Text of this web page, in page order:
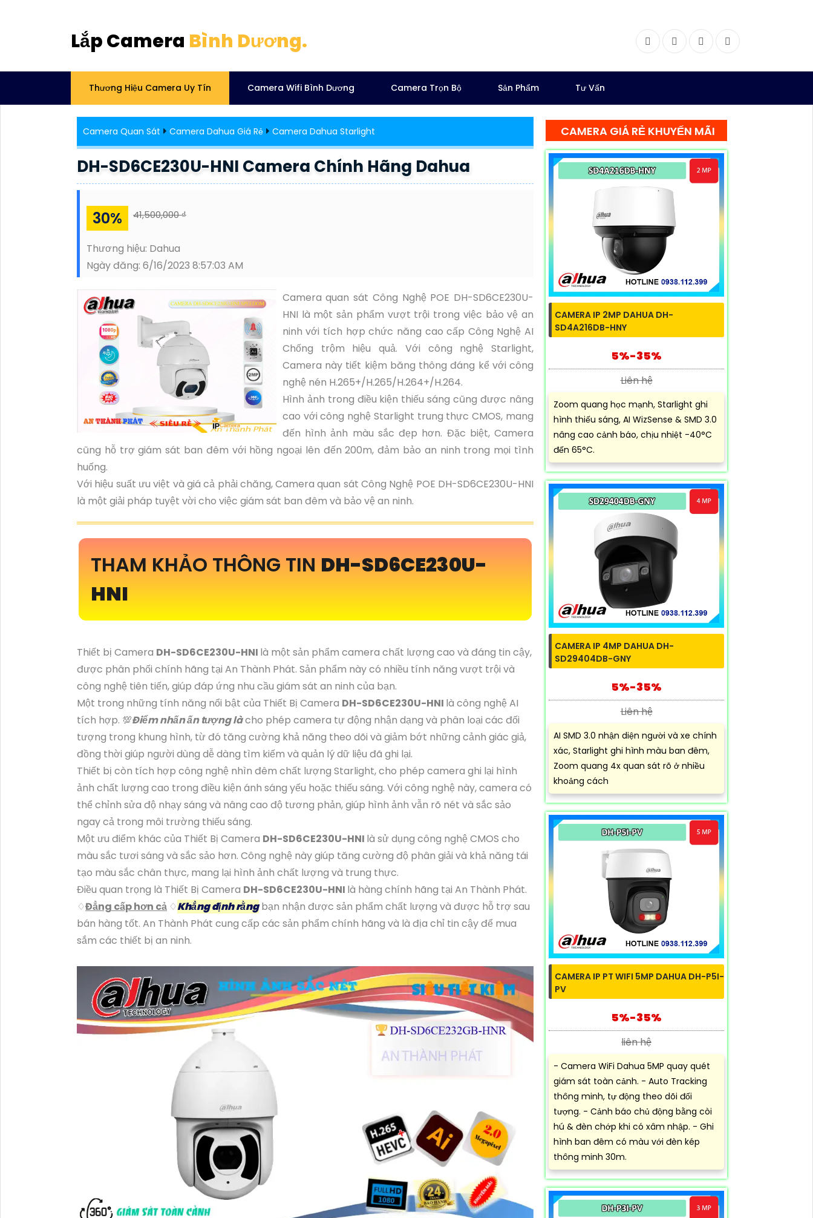
Lắp Camera Bình Dương. FacebookTwitter InstagramDribbble
Thương Hiệu Camera Uy Tín Camera Wifi Bình Dương Camera Trọn Bộ Sản Phẩm Tư Vấn
Camera Quan Sát Camera Dahua Giá Rẻ Camera Dahua Starlight
DH-SD6CE230U-HNI Camera Chính Hãng Dahua
30% 41,500,000 ₫
Thương hiệu: Dahua
Ngày đăng: 6/16/2023 8:57:03 AM
Camera quan sát Công Nghệ POE DH-SD6CE230U-
HNI là một sản phẩm vượt trội trong việc bảo vệ an
ninh với tích hợp chức năng cao cấp Công Nghệ AI
Chống trộm hiệu quả. Với công nghệ Starlight,
Camera này tiết kiệm băng thông đáng kể với công
nghệ nén H.265+/H.265/H.264+/H.264.
Hình ảnh trong điều kiện thiếu sáng cũng được nâng
cao với công nghệ Starlight trung thực CMOS, mang
đến hình ảnh màu sắc đẹp hơn. Đặc biệt, Camera
cũng hỗ trợ giám sát ban đêm với hồng ngoại lên đến 200m, đảm bảo an ninh trong mọi tình
huống.
Với hiệu suất ưu việt và giá cả phải chăng, Camera quan sát Công Nghệ POE DH-SD6CE230U-HNI
là một giải pháp tuyệt vời cho việc giám sát ban đêm và bảo vệ an ninh.
THAM KHẢO THÔNG TIN DH-SD6CE230U-
HNI
Thiết bị Camera DH-SD6CE230U-HNI là một sản phẩm camera chất lượng cao và đáng tin cậy,
được phân phối chính hãng tại An Thành Phát. Sản phẩm này có nhiều tính năng vượt trội và
công nghệ tiên tiến, giúp đáp ứng nhu cầu giám sát an ninh của bạn.
Một trong những tính năng nổi bật của Thiết Bị Camera DH-SD6CE230U-HNI là công nghệ AI
tích hợp. 💯Điểm nhấn ấn tượng làcho phép camera tự động nhận dạng và phân loại các đối
tượng trong khung hình, từ đó tăng cường khả năng theo dõi và giảm bớt những cảnh giác giả,
đồng thời giúp người dùng dễ dàng tìm kiếm và quản lý dữ liệu đã ghi lại.
Thiết bị còn tích hợp công nghệ nhìn đêm chất lượng Starlight, cho phép camera ghi lại hình
ảnh chất lượng cao trong điều kiện ánh sáng yếu hoặc thiếu sáng. Với công nghệ này, camera có
thể chỉnh sửa độ nhạy sáng và nâng cao độ tương phản, giúp hình ảnh vẫn rõ nét và sắc sảo
ngay cả trong môi trường thiếu sáng.
Một ưu điểm khác của Thiết Bị Camera DH-SD6CE230U-HNI là sử dụng công nghệ CMOS cho
màu sắc tươi sáng và sắc sảo hơn. Công nghệ này giúp tăng cường độ phân giải và khả năng tái
tạo màu sắc chân thực, mang lại hình ảnh chất lượng và trung thực.
Điều quan trọng là Thiết Bị Camera DH-SD6CE230U-HNI là hàng chính hãng tại An Thành Phát.
♢Đẳng cấp hơn cả ♢Khẳng định rằngbạn nhận được sản phẩm chất lượng và được hỗ trợ sau
bán hàng tốt. An Thành Phát cung cấp các sản phẩm chính hãng và là địa chỉ tin cậy để mua
sắm các thiết bị an ninh.
CAMERA GIÁ RẺ KHUYẾN MÃI
CAMERA IP 2MP DAHUA DH-
SD4A216DB-HNY
5%-35%
Liên hệ
Zoom quang học mạnh, Starlight ghi
hình thiếu sáng, AI WizSense & SMD 3.0
nâng cao cảnh báo, chịu nhiệt -40°C
đến 65°C.
CAMERA IP 4MP DAHUA DH-
SD29404DB-GNY
5%-35%
Liên hệ
AI SMD 3.0 nhận diện người và xe chính
xác, Starlight ghi hình màu ban đêm,
Zoom quang 4x quan sát rõ ở nhiều
khoảng cách
CAMERA IP PT WIFI 5MP DAHUA DH-P5I-
PV
5%-35%
liên hệ
- Camera WiFi Dahua 5MP quay quét
giám sát toàn cảnh. - Auto Tracking
thông minh, tự động theo dõi đối
tượng. - Cảnh báo chủ động bằng còi
hú & đèn chớp khi có xâm nhập. - Ghi
hình ban đêm có màu với đèn kép
thông minh 30m.